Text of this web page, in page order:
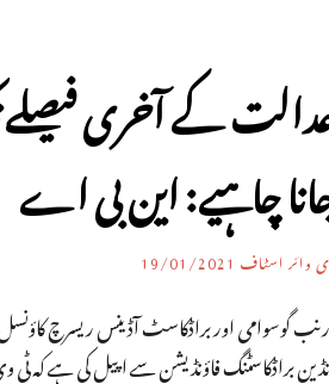
کے آخری فیصلے
چاہیے: این بی اے
وائر اسٹاف 19/01/2021
گوسوامی اور براڈکاسٹ آڈینس ریسرچ
براڈکاسٹنگ فاؤنڈیشن سے اپیل کی ہے کہ